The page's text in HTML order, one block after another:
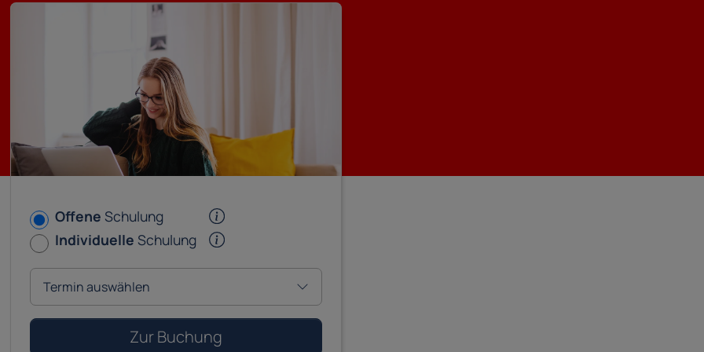
Offene Schulung
Individuelle Schulung
Zur Buchung